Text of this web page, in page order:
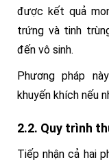
được kết quả
trứng và tinh
đến vô sinh.
Phương pháp
khuyến khích nếu
2.2. Quy trình
Tiếp nhận cả hai